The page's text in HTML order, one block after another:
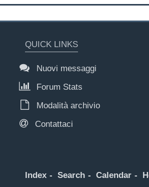
QUICK LINKS
Nuovi messaggi
Forum Stats
Modalità archivio
Contattaci
Index Search Calendar